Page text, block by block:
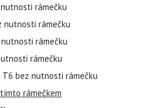
rámečku
nutnosti rámečku
rámečku
rámečku
bez nutnosti rámečku
tímto rámečkem